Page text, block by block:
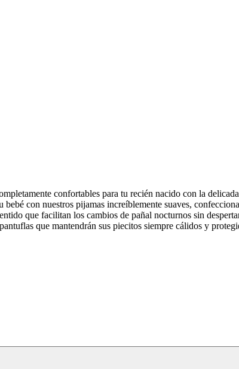
confortables para tu recién nacido con la
bebé con nuestros pijamas increíblemente suaves,
que facilitan los cambios de pañal nocturnos sin
que mantendrán sus piecitos siempre cálidos y